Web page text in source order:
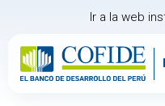
Ir a la web